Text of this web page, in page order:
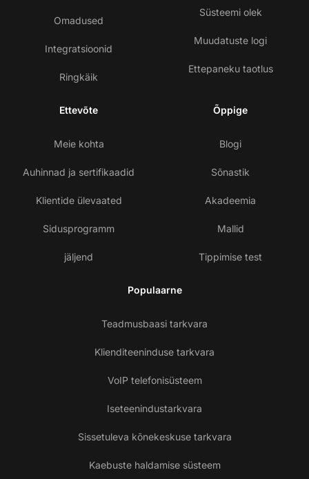
Omadused
Integratsioonid
Ringkäik
Süsteemi olek
Muudatuste logi
Ettepaneku taotlus
Ettevõte
Meie kohta
Auhinnad ja sertifikaadid
Klientide ülevaated
Sidusprogramm
jäljend
Õppige
Blogi
Sõnastik
Akadeemia
Mallid
Tippimise test
Populaarne
Teadmusbaasi tarkvara
Klienditeeninduse tarkvara
VoIP telefonisüsteem
Iseteenindustarkvara
Sissetuleva kõnekeskuse tarkvara
Kaebuste haldamise süsteem